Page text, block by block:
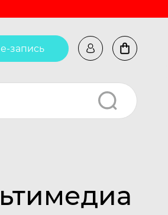
запись